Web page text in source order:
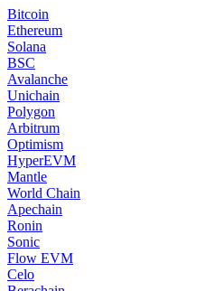
Bitcoin
Ethereum
Solana
BSC
Avalanche
Unichain
Polygon
Arbitrum
Optimism
HyperEVM
Mantle
World Chain
Apechain
Ronin
Sonic
Flow EVM
Celo